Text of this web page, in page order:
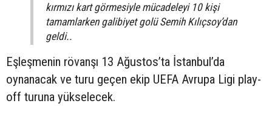
kırmızı kart görmesiyle mücadeleyi 10 kişi
tamamlarken galibiyet golü Semih Kılıçsoy’dan
geldi..
Eşleşmenin rövanşı 13 Ağustos’ta İstanbul’da
oynanacak ve turu geçen ekip UEFA Avrupa Ligi play-
off turuna yükselecek.